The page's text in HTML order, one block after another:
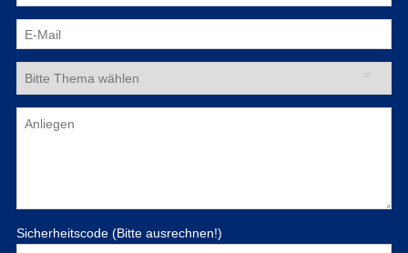
Sicherheitscode (Bitte ausrechnen!)